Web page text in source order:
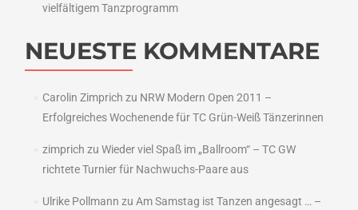
vielfältigem Tanzprogramm
NEUESTE KOMMENTARE
Carolin Zimprich zu NRW Modern Open 2011 –
Erfolgreiches Wochenende für TC Grün-Weiß Tänzerinnen
zimprich zu Wieder viel Spaß im „Ballroom“ – TC GW
richtete Turnier für Nachwuchs-Paare aus
Ulrike Pollmann zu Am Samstag ist Tanzen angesagt … –